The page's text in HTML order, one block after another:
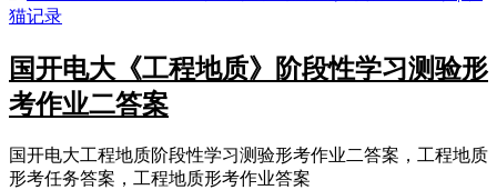
国开电大《工程地质》阶段性学习测验形
考作业二答案
国开电大工程地质阶段性学习测验形考作业二答案，工程地质
形考任务答案，工程地质形考作业答案